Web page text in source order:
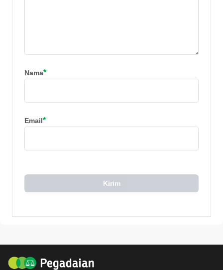
Nama*
Email*
Kirim